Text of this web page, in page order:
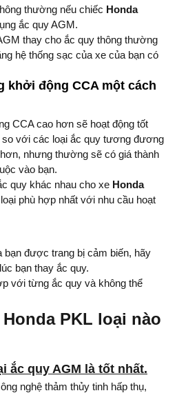
thường nếu chiếc Honda
ắc quy AGM.
thay cho ắc quy thông thường
hệ thống sạc của xe của bạn có
khởi động CCA một cách
CCA cao hơn sẽ hoạt động tốt
với các loại ắc quy tương đương
nhưng thường sẽ có giá thành
vào bạn.
quy khác nhau cho xe Honda
phù hợp nhất với nhu cầu hoạt
bạn được trang bị cảm biến, hãy
bạn thay ắc quy.
với từng ắc quy và không thể
PKL loại nào
ắc quy AGM là tốt nhất.
nghệ thảm thủy tinh hấp thụ,